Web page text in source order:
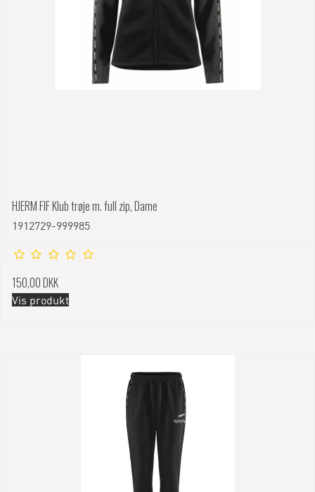
HJERM FIF Klub trøje m. full zip, Dame
1912729-999985
150,00 DKK
Vis produkt